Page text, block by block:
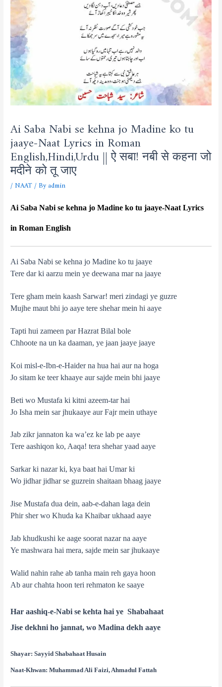
Ai Saba Nabi se kehna jo Madine ko tu
jaaye-Naat Lyrics in Roman
English,Hindi,Urdu || ऐ सबा! नबी से कहना जो
मदीने को तू जाए
/NAAT/ Byadmin
Ai Saba Nabi se kehna jo Madine ko tu jaaye-Naat Lyrics
in Roman English
Ai Saba Nabi se kehna jo Madine ko tu jaaye
Tere dar ki aarzu mein ye deewana mar na jaaye
Tere gham mein kaash Sarwar! meri zindagi ye guzre
Mujhe maut bhi jo aaye tere shehar mein hi aaye
Tapti hui zameen par Hazrat Bilal bole
Chhoote na un ka daaman, ye jaan jaaye jaaye
Koi misl-e-Ibn-e-Haider na hua hai aur na hoga
Jo sitam ke teer khaaye aur sajde mein bhi jaaye
Beti wo Mustafa ki kitni azeem-tar hai
Jo Isha mein sar jhukaaye aur Fajr mein uthaye
Jab zikr jannaton ka wa’ez ke lab pe aaye
Tere aashiqon ko, Aaqa! tera shehar yaad aaye
Sarkar ki nazar ki, kya baat hai Umar ki
Wo jidhar jidhar se guzrein shaitaan bhaag jaaye
Jise Mustafa dua dein, aab-e-dahan laga dein
Phir sher wo Khuda ka Khaibar ukhaad aaye
Jab khudkushi ke aage soorat nazar na aaye
Ye mashwara hai mera, sajde mein sar jhukaaye
Walid nahin rahe ab tanha main reh gaya hoon
Ab aur chahta hoon teri rehmaton ke saaye
Har aashiq-e-Nabi se kehta hai ye Shabahaat
Jise dekhni ho jannat, wo Madina dekh aaye
Shayar: Sayyid Shabahaat Husain
Naat-Khwan: Muhammad Ali Faizi, Ahmadul Fattah